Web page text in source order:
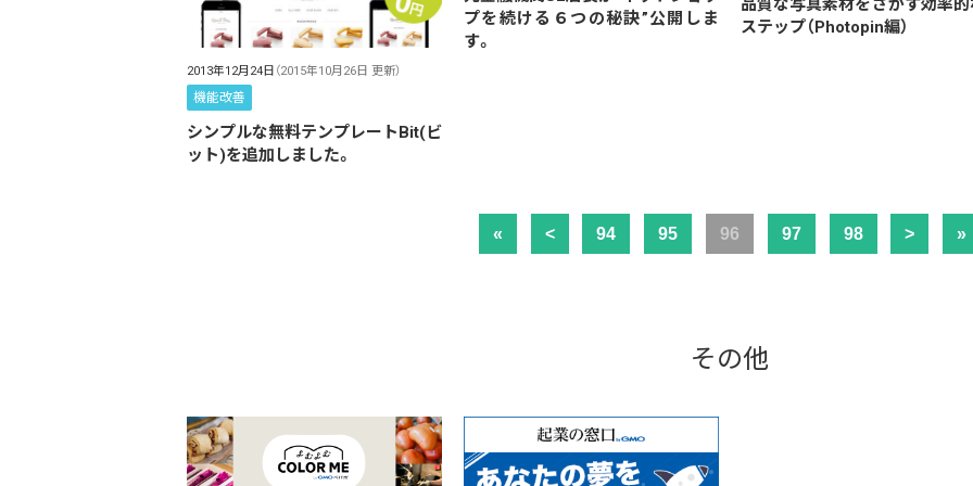
2013年12月24日 （2015年10月26日 更新）
機能改善
シンプルな無料テンプレートBit(ビ
ット)を追加しました。
プを続ける６つの秘訣”公開しま
す。
品質な写真素材をさがす効率
ステップ（Photopin編）
« < 94 95 96 97 98 > »
その他